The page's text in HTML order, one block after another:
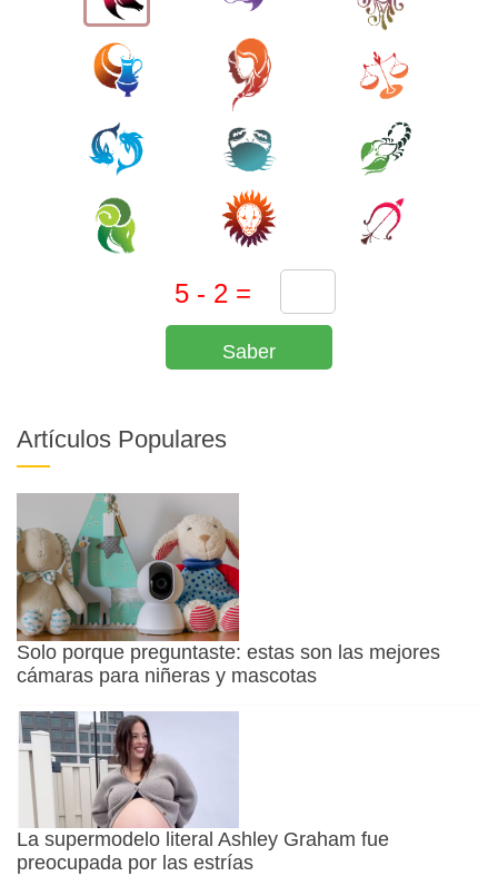
Saber
Artículos Populares
Solo porque preguntaste: estas son las mejores
cámaras para niñeras y mascotas
La supermodelo literal Ashley Graham fue
preocupada por las estrías